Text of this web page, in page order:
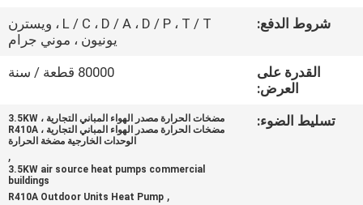
الجودة
اتصل
شروط الدفع:
L / C ، D / A ، D / P ، T / T ، ويسترن
يونيون ، موني جرام
القدرة على
العرض:
80000 قطعة / سنة
تسليط الضوء:
مضخات الحرارة مصدر الهواء المباني التجارية ، 3.5KW
مضخات الحرارة مصدر الهواء المباني التجارية ، R410A
الوحدات الخارجية مضخة الحرارة
,
3.5KW air source heat pumps commercial
buildings
,
R410A Outdoor Units Heat Pump